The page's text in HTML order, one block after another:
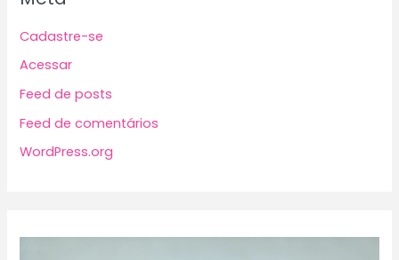
Cadastre-se
Acessar
Feed de posts
Feed de comentários
WordPress.org